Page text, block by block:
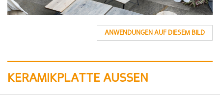
ANWENDUNGEN AUF DIESEM BILD
KERAMIKPLATTE AUSSEN